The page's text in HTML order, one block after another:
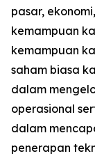
pasar,
kemampuan
kemampuan
saham biasa
dalam
operasional
dalam
penerapan